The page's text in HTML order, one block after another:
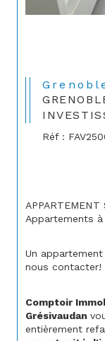
Réf :
Appartements
Un
nous contacter!
Comptoir
Grésivaudan
entièrement